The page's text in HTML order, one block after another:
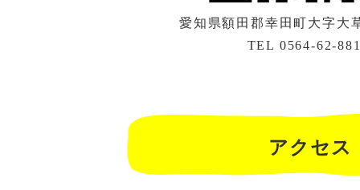
愛知県額田郡幸田町大字大
TEL 0564-62-
アクセス